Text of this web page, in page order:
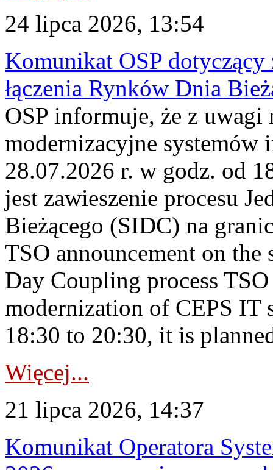
24 lipca 2026, 13:54
Komunikat OSP dotyczący
łączenia Rynków Dnia
OSP informuje, że z uwagi
modernizacyjne
28.07.2026 r. w godz. od
jest zawieszenie procesu
Bieżącego (SIDC) na
TSO announcement on
Day Coupling process
modernization of CEPS IT
18:30 to 20:30, it is
Więcej...
21 lipca 2026, 14:37
Komunikat Operatora